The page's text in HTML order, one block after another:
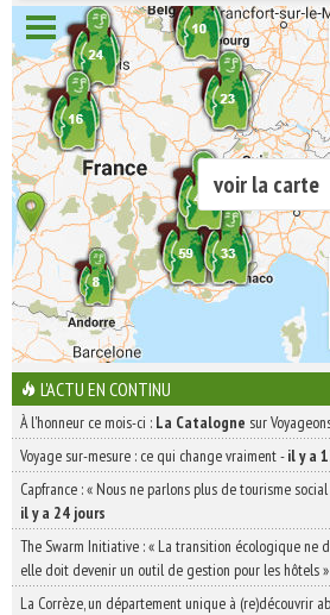
INSCRIVEZ-VOUS | ABONNEZ-VOUS
voir la carte
L'ACTU EN CONTINU
À l'honneur ce mois-ci : La Catalogne sur
Voyage sur-mesure : ce qui change vraiment-il y a
Capfrance : « Nous ne parlons plus de tourisme
il y a 24 jours
The Swarm Initiative : « La transition écologique ne
elle doit devenir un outil de gestion pour les hôtels »
La Corrèze, un département unique à (re)découvrir